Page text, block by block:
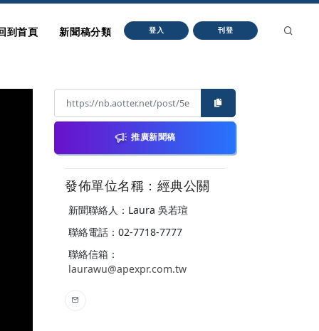
到首頁 新聞稿分類 登入 刊登
推廣新聞稿
發佈單位名稱：經典公關
新聞聯絡人：Laura 吳若瑄
聯絡電話：02-7718-7777
聯絡信箱：
laurawu@apexpr.com.tw